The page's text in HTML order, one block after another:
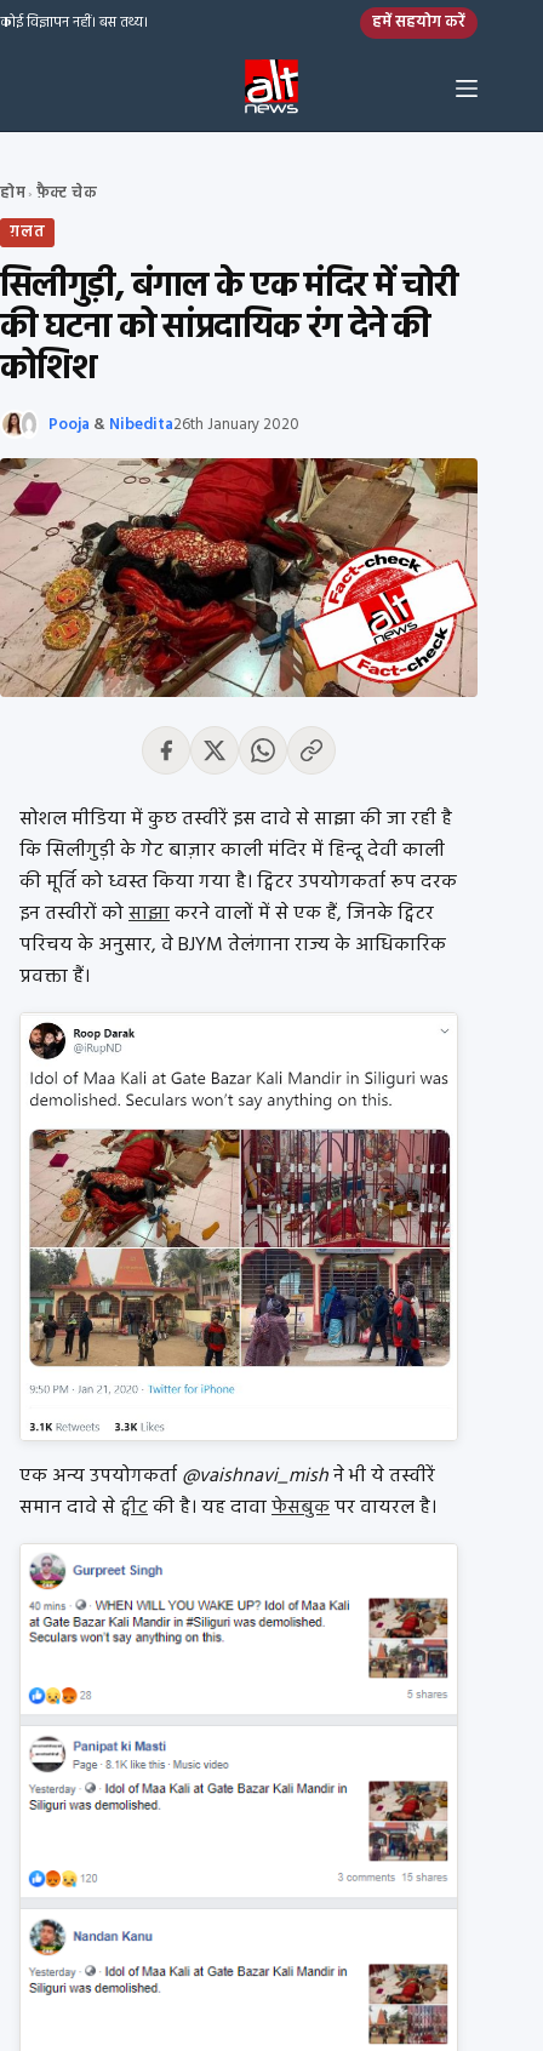
Skip to content
कोई विज्ञापन नहीं। बस तथ्य। हमें सहयोग करें
होम› फ़ैक्ट चेक
ग़लत
सिलीगुड़ी, बंगाल के एक मंदिर में चोरी
की घटना को सांप्रदायिक रंग देने की
कोशिश
Pooja & Nibedita26th January 2020
सोशल मीडिया में कुछ तस्वीरें इस दावे से साझा की जा रही है
कि सिलीगुड़ी के गेट बाज़ार काली मंदिर में हिन्दू देवी काली
की मूर्ति को ध्वस्त किया गया है। ट्विटर उपयोगकर्ता रूप दरक
इन तस्वीरों कोसाझाकरने वालों में से एक हैं, जिनके ट्विटर
परिचय के अनुसार, वे BJYM तेलंगाना राज्य के आधिकारिक
प्रवक्ता हैं।
एक अन्य उपयोगकर्ता@vaishnavi_mishने भी ये तस्वीरें
समान दावे सेट्वीटकी है। यह दावाफेसबुकपर वायरल है।